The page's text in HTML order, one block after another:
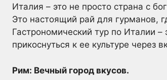
Италия – это не просто страна с
Это настоящий рай для гурманов,
Гастрономический тур по Италии –
прикоснуться к ее культуре через
Рим: Вечный город вкусов.